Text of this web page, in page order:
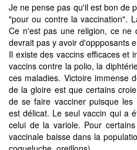
Je ne pense pas qu'il est bon de
"pour ou contre la vaccination".
Ce n'est pas une religion, ce
devrait pas y avoir d'oppposants
Il existe des vaccins efficaces et
vaccins contre la polio, la
ces maladies. Victoire immense
de la gloire est que certains
de se faire vacciner puisque
est délicat. Le seul vaccin qui a
celui de la variole. Pour
vaccinale baisse dans la